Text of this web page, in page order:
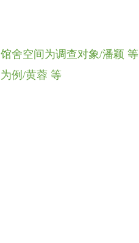
舍空间为调查对象/潘颖 等
例/黄蓉 等